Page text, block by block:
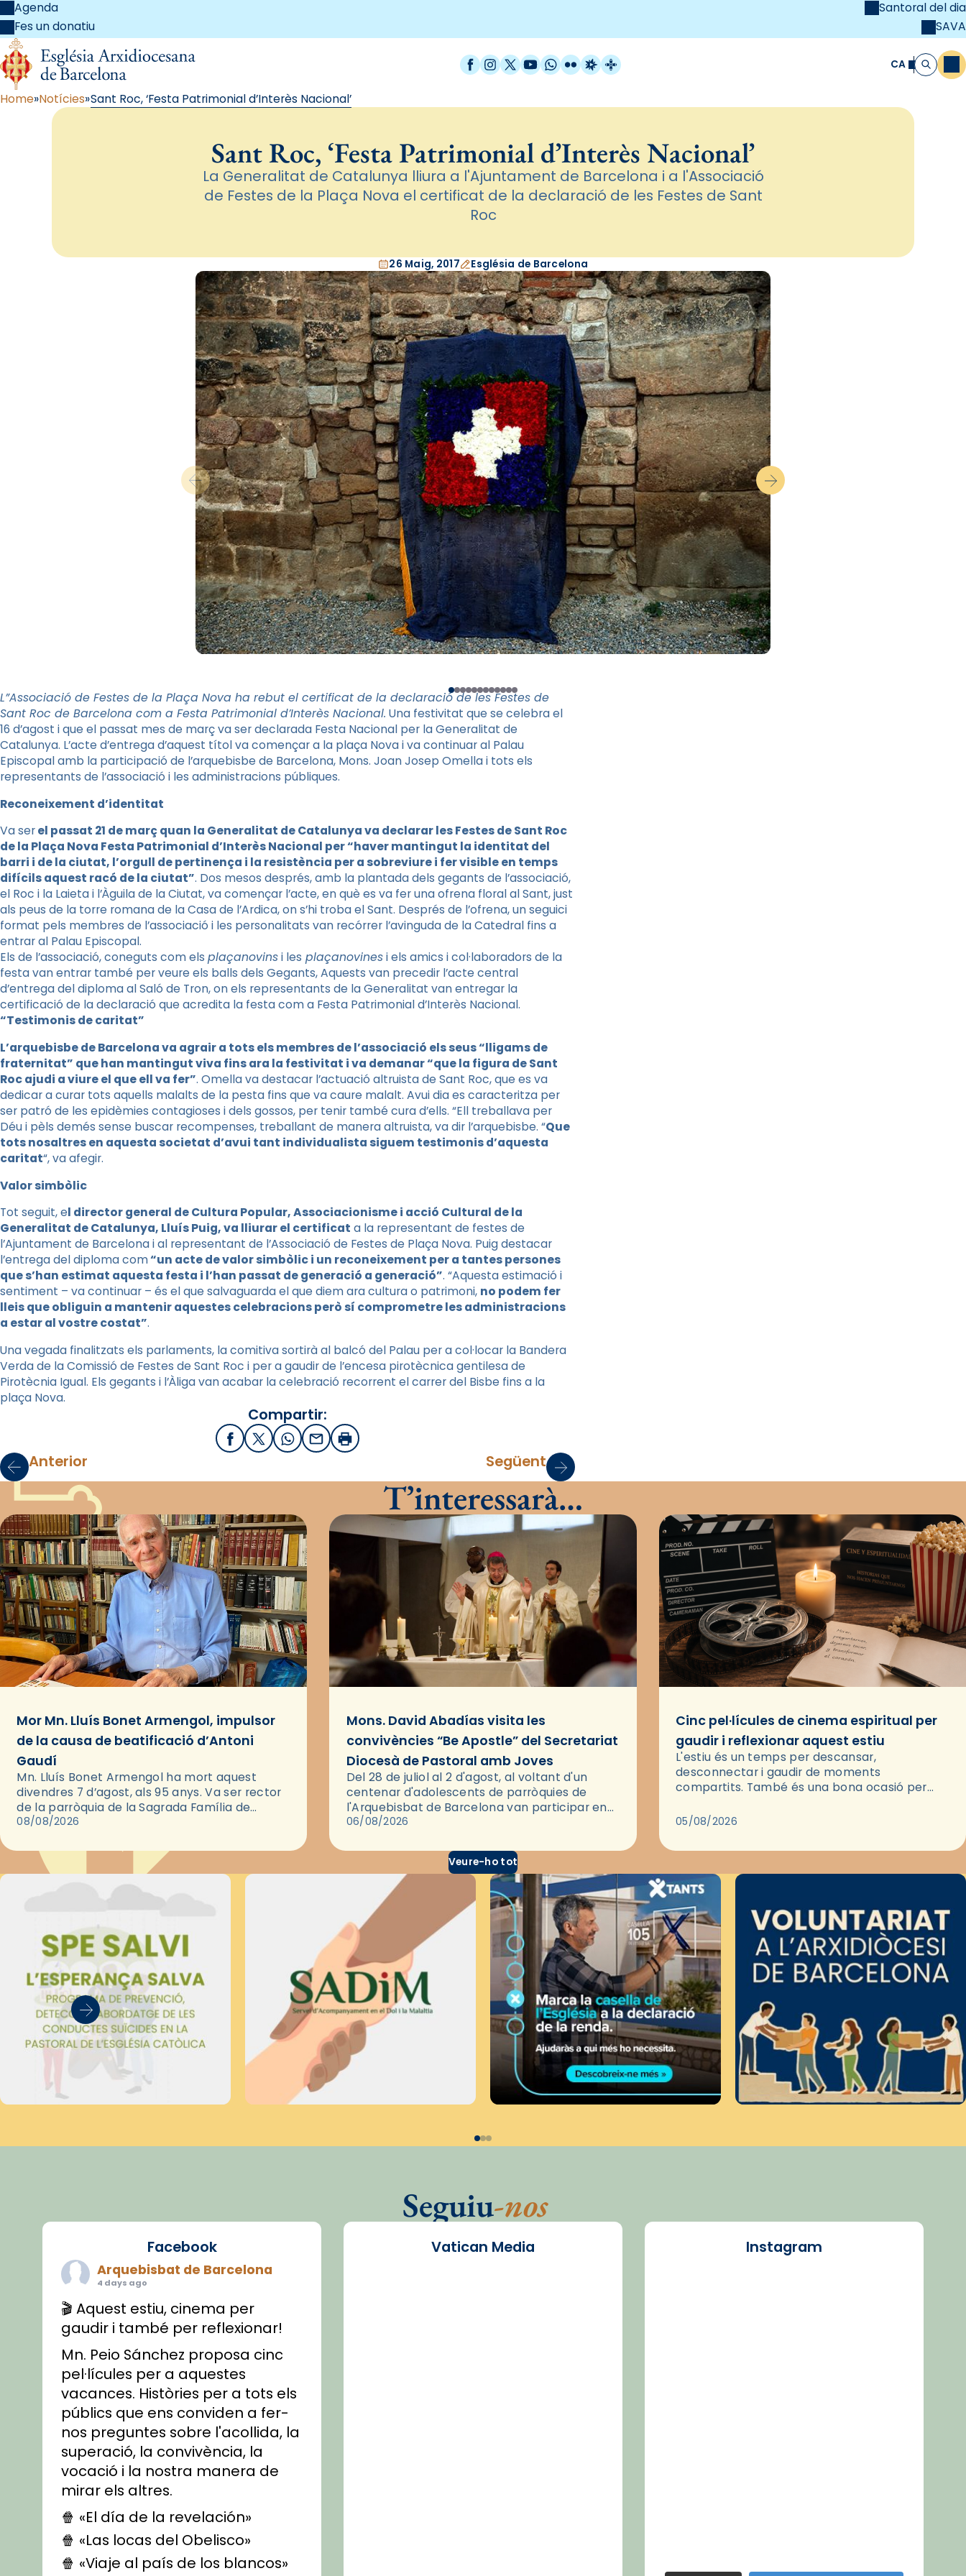
Agenda
Fes un donatiu
Santoral del dia
SAVA
Facebook
Instagram
X / Twitter
YouTube
WhatsApp
FlickrRadio Estel
Catalunya Cristiana CA Cerca
Home Notícies Sant Roc, ‘Festa Patrimonial d’Interès Nacional’
Sant Roc, ‘Festa Patrimonial d’Interès Nacional’
La Generalitat de Catalunya lliura a l'Ajuntament de Barcelona i a l'Associació
de Festes de la Plaça Nova el certificat de la declaració de les Festes de Sant
Roc
26 Maig, 2017 Església de Barcelona
L”Associació de Festes de la Plaça Nova ha rebut el certificat de la declaració de les Festes de
Sant Roc de Barcelona com a Festa Patrimonial d’Interès Nacional. Una festivitat que se celebra el
16 d’agost i que el passat mes de març va ser declarada Festa Nacional per la Generalitat de
Catalunya. L’acte d’entrega d’aquest títol va començar a la plaça Nova i va continuar al Palau
Episcopal amb la participació de l’arquebisbe de Barcelona, Mons. Joan Josep Omella i tots els
representants de l’associació i les administracions públiques.
Reconeixement d’identitat
Va serel passat 21 de març quan la Generalitat de Catalunya va declarar les Festes de Sant Roc
de la Plaça Nova Festa Patrimonial d’Interès Nacional per “haver mantingut la identitat del
barri i de la ciutat, l’orgull de pertinença i la resistència per a sobreviure i fer visible en temps
difícils aquest racó de la ciutat”. Dos mesos després, amb la plantada dels gegants de l’associació,
el Roc i la Laietai l’Àguila de la Ciutat, va començar l’acte, en què es va fer una ofrena floral al Sant, just
als peus de la torre romana de la Casa de l’Ardica, on s’hi troba el Sant. Després de l’ofrena, un seguici
format pels membres de l’associació i les personalitats van recórrer l’avinguda de la Catedral fins a
entrar al Palau Episcopal.
Els de l’associació, coneguts com els plaçanovinsi les plaçanovinesi els amics i col·laboradors de la
festa van entrar també per veure els balls dels Gegants, Aquests van precedir l’acte central
d’entrega del diploma al Saló de Tron, on els representants de la Generalitat van entregar la
certificació de la declaració que acredita la festa com a Festa Patrimonial d’Interès Nacional.
“Testimonis de caritat”
L’arquebisbe de Barcelona va agrair a tots els membres de l’associació els seus “lligams de
fraternitat” que han mantingut viva fins ara la festivitat i va demanar “que la figura de Sant
Roc ajudi a viure el que ell va fer”. Omella va destacar l’actuació altruista de Sant Roc, que es va
dedicar a curar tots aquells malalts de la pesta fins que va caure malalt. Avui dia es caracteritza per
ser patró de les epidèmies contagioses i dels gossos, per tenir també cura d’ells. “Ell treballava per
Déu i pèls demés sense buscar recompenses, treballant de manera altruista, va dir l’arquebisbe. “Que
tots nosaltres en aquesta societat d’avui tant individualista siguem testimonis d’aquesta
caritat“, va afegir.
Valor simbòlic
Tot seguit, el director general de Cultura Popular, Associacionisme i acció Cultural de la
Generalitat de Catalunya, Lluís Puig, va lliurar el certificat a la representant de festes de
l’Ajuntament de Barcelona i al representant de l’Associació de Festes de Plaça Nova. Puig destacar
l’entrega del diploma com“un acte de valor simbòlic i un reconeixement per a tantes persones
que s’han estimat aquesta festa i l’han passat de generació a generació”. “Aquesta estimació i
sentiment – va continuar – és el que salvaguarda el que diem ara cultura o patrimoni, no podem fer
lleis que obliguin a mantenir aquestes celebracions però sí comprometre les administracions
a estar al vostre costat”.
Una vegada finalitzats els parlaments, la comitiva sortirà al balcó del Palau per a col·locar la Bandera
Verda de la Comissió de Festes de Sant Roc i per a gaudir de l’encesa pirotècnica gentilesa de
Pirotècnia Igual. Els gegants i l’Àliga van acabar la celebració recorrent el carrer del Bisbe fins a la
plaça Nova.
Compartir:
FacebookX / Twitter
WhatsApp
EmailImprimir
Anterior Següent
T’interessarà…
Mor Mn. Lluís Bonet Armengol, impulsor
de la causa de beatificació d’Antoni
Gaudí
Mn. Lluís Bonet Armengol ha mort aquest
divendres 7 d’agost, als 95 anys. Va ser rector
de la parròquia de la Sagrada Família de
Barcelona durant 25 anys, entre 1993 i 2018,…
08/08/2026
Mons. David Abadías visita les
convivències “Be Apostle” del Secretariat
Diocesà de Pastoral amb Joves
Del 28 de juliol al 2 d'agost, al voltant d'un
centenar d'adolescents de parròquies de
l'Arquebisbat de Barcelona van participar en
les convivències Be Apostle, organitzades pel
06/08/2026
Cinc pel·lícules de cinema espiritual per
gaudir i reflexionar aquest estiu
L'estiu és un temps per descansar,
desconnectar i gaudir de moments
compartits. També és una bona ocasió per
través del cinema, reflexionar sobre les…
05/08/2026
Veure-ho tot
Seguiu-nos
Facebook
Arquebisbat de Barcelona
4 days ago
🎬 Aquest estiu, cinema per
gaudir i també per reflexionar!
Mn. Peio Sánchez proposa cinc
pel·lícules per a aquestes
vacances. Històries per a tots els
públics que ens conviden a fer-
nos preguntes sobre l'acollida, la
superació, la convivència, la
vocació i la nostra manera de
mirar els altres.
🍿 «El día de la revelación»
🍿 «Las locas del Obelisco»
🍿 «Viaje al país de los blancos»
Vatican Media Instagram